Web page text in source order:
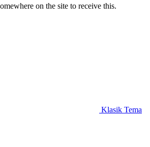
on the site to receive this.
Klasik Tema